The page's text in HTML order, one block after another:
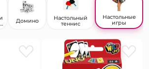
Домино
Настольный
теннис
Настольные
игры